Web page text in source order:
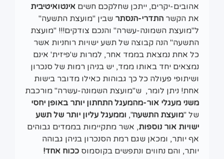
אהובים-יקרים, ייתכן שחלקכם חשים אינטואיטיבית
את הקשר התדרי-הנסתר שבין "מועצת התשעה"
ל"מועצת השמונה-עשרה" והנכם צודקים!!! "מועצת
התשעה" הנה קבוצה של תשע ישויות רוחניות אשר
כל אחת נמצאת בממד אחר, למרות ש'פיזית' אינם
נמצאים יחד באותו ממד, יש בניהן רמות של סנכרון
ושיתופי פעולה כל כך גבוהות כאילו מדובר בישות
אחת! ניתן לומר, ש"מועצת השמונה-עשרה" מורכבת
משני מעגלי אור-מהמעגל התחתון יותר באופן יחסי
של "מועצת התשעה", וממעגל עליון יותר של תשע
ישויות אור נוספות, אשר מתקיימות בממדים גבוהים
אף יותר, ומכאן שגם רמת הסנכרון בניהן גבוהה
יותר, והם נחווים ונתפשים בקוסמוס ככוח אחד!